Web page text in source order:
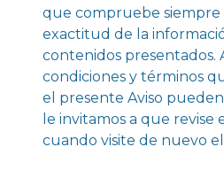
que compruebe siempre
exactitud de la
contenidos presentados.
condiciones y términos
el presente Aviso
le invitamos a que revise
cuando visite de nuevo